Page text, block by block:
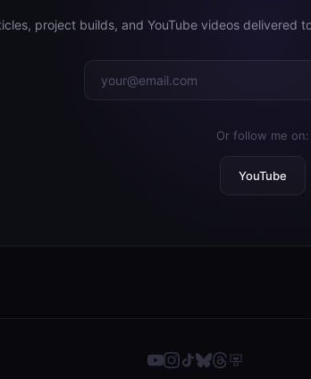
project builds, and YouTube videos delivered
Or follow me on:
YouTube